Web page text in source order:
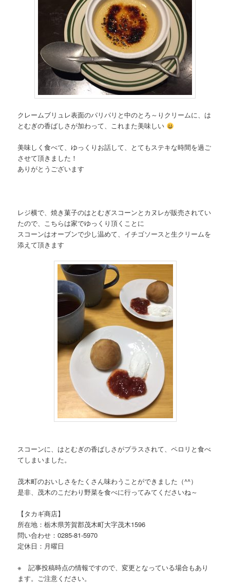
クレームブリュレ表面のパリパリと中のとろ～りクリームに、は
とむぎの香ばしさが加わって、これまた美味しい
美味しく食べて、ゆっくりお話して、とてもステキな時間を過ご
させて頂きました！
ありがとうございます
レジ横で、焼き菓子のはとむぎスコーンとカヌレが販売されてい
たので、こちらは家でゆっくり頂くことに
スコーンはオーブンで少し温めて、イチゴソースと生クリームを
添えて頂きます
スコーンに、はとむぎの香ばしさがプラスされて、ペロリと食べ
てしまいました。
茂木町のおいしさをたくさん味わうことができました（^^）
是非、茂木のこだわり野菜を食べに行ってみてくださいね～
【タカギ商店】
所在地：栃木県芳賀郡茂木町大字茂木1596
問い合わせ：0285-81-5970
定休日：月曜日
※ 記事投稿時点の情報ですので、変更となっている場合もあり
ます。ご注意ください。